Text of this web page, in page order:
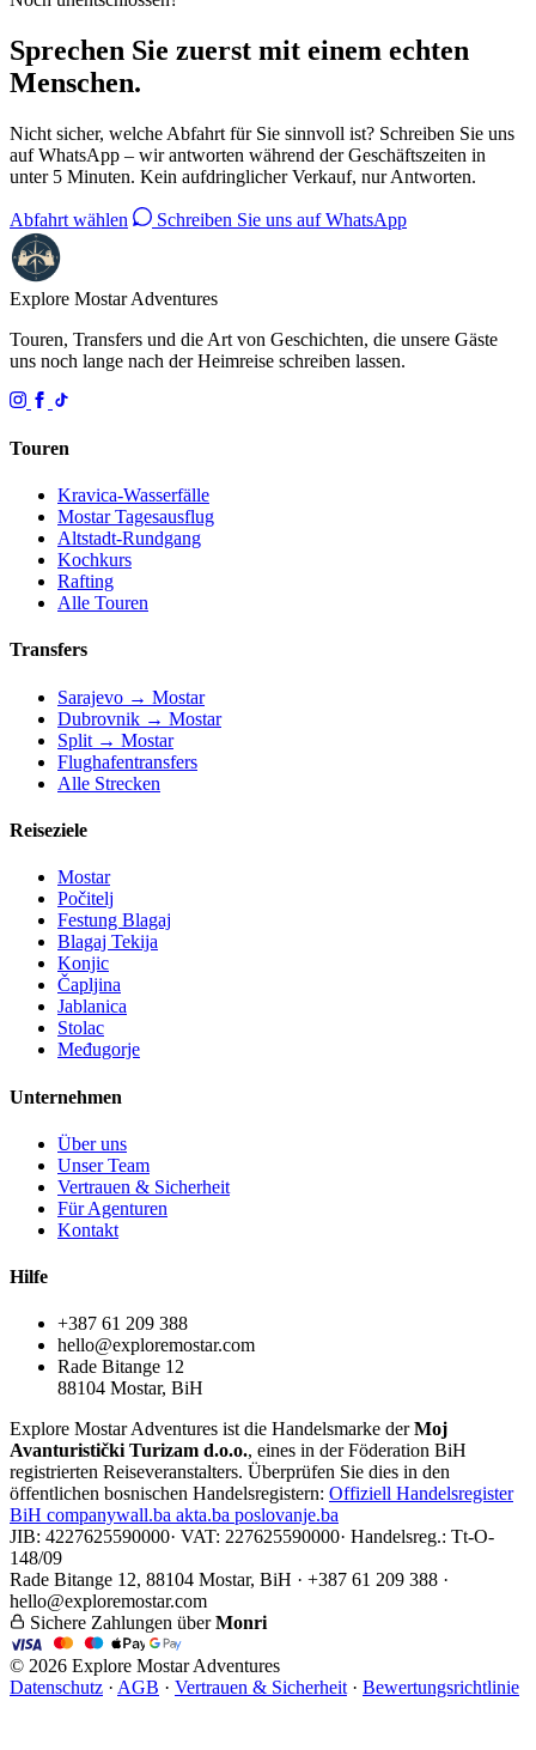
Sprechen Sie zuerst mit einem echten
Menschen.
Nicht sicher, welche Abfahrt für Sie sinnvoll ist? Schreiben Sie uns
auf WhatsApp – wir antworten während der Geschäftszeiten in
unter 5 Minuten. Kein aufdringlicher Verkauf, nur Antworten.
Abfahrt wählen Schreiben Sie uns auf WhatsApp
Explore MostarAdventures
Touren, Transfers und die Art von Geschichten, die unsere Gäste
uns noch lange nach der Heimreise schreiben lassen.
Touren
Kravica-Wasserfälle
Mostar Tagesausflug
Altstadt-Rundgang
Kochkurs
Rafting
Alle Touren
Transfers
Sarajevo → Mostar
Dubrovnik → Mostar
Split → Mostar
Flughafentransfers
Alle Strecken
Reiseziele
Mostar
Počitelj
Festung Blagaj
Blagaj Tekija
Konjic
Čapljina
Jablanica
Stolac
Međugorje
Unternehmen
Über uns
Unser Team
Vertrauen & Sicherheit
Für Agenturen
Kontakt
Hilfe
+387 61 209 388
hello@exploremostar.com
Rade Bitange 12
88104 Mostar, BiH
Explore Mostar Adventures ist die Handelsmarke derMoj
Avanturistički Turizam d.o.o., eines in der Föderation BiH
registrierten Reiseveranstalters. Überprüfen Sie dies in den
öffentlichen bosnischen Handelsregistern: Offiziell Handelsregister
BiH companywall.ba akta.ba poslovanje.ba
JIB: 4227625590000· VAT: 227625590000· Handelsreg.: Tt-O-
148/09
Rade Bitange 12, 88104 Mostar, BiH · +387 61 209 388 ·
hello@exploremostar.com
Sichere Zahlungen überMonri
© 2026 Explore Mostar Adventures
Datenschutz · AGB · Vertrauen & Sicherheit · Bewertungsrichtlinie